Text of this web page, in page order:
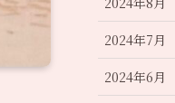
2024年7月
2024年6月